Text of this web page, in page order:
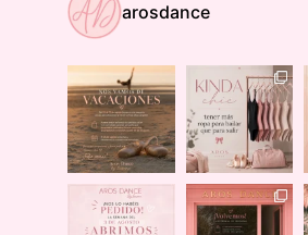
arosdance